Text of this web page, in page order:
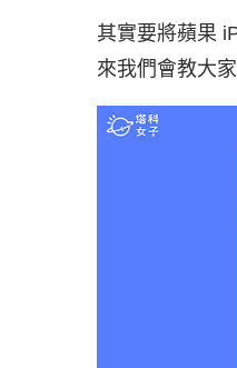
其實要將蘋果
來我們會教大